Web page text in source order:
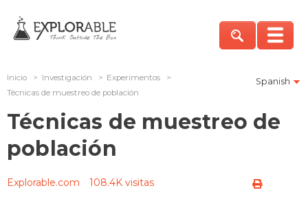
Spanish
Inicio > Investigación > Experimentos
>
Técnicas de muestreo de población
Técnicas de muestreo de
población
Explorable.com 108.4K visitas